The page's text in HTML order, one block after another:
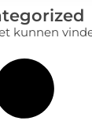
kunnen